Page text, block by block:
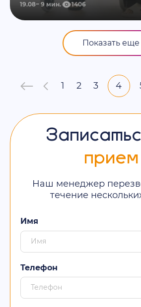
19.08 9 мин. 1406
Показать еще
1 2 3 4
прием
Наш менеджер
течение
Имя
Телефон